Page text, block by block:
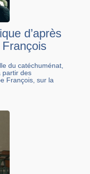
d’après
du catéchuménat,
partir des
François, sur la